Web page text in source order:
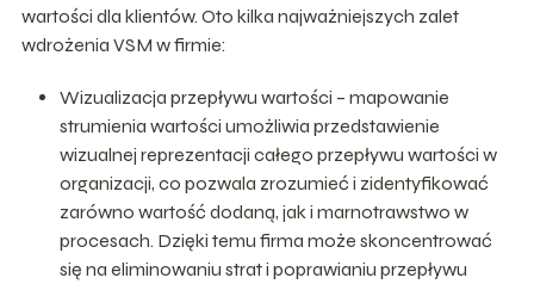
wartości dla klientów. Oto kilka najważniejszych zalet
wdrożenia VSM w firmie:
Wizualizacja przepływu wartości – mapowanie
strumienia wartości umożliwia przedstawienie
wizualnej reprezentacji całego przepływu wartości w
organizacji, co pozwala zrozumieć i zidentyfikować
zarówno wartość dodaną, jak i marnotrawstwo w
procesach. Dzięki temu firma może skoncentrować
się na eliminowaniu strat i poprawianiu przepływu